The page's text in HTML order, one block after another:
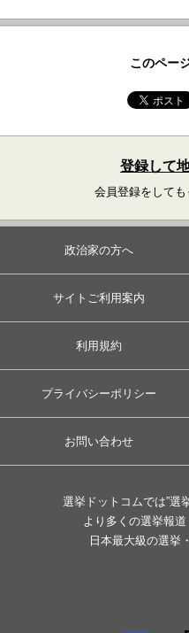
このペー
登録して
会員登録をしても
政治家の方へ
サイトご利用案内
利用規約
プライバシーポリシー
お問い合わせ
選挙ドットコムでは”選
より多くの選挙報
日本最大級の選挙